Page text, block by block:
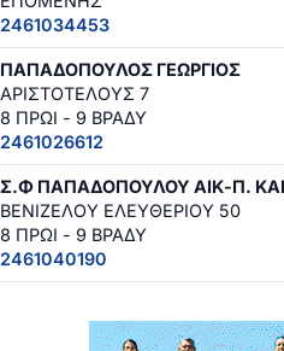
2461034453
ΠΑΠΑΔΟΠΟΥΛΟΣ ΓΕΩΡΓΙΟΣ
ΑΡΙΣΤΟΤΕΛΟΥΣ 7
8 ΠΡΩΙ - 9 ΒΡΑΔΥ
2461026612
Σ.Φ ΠΑΠΑΔΟΠΟΥΛΟΥ ΑΙΚ-Π.
ΒΕΝΙΖΕΛΟΥ ΕΛΕΥΘΕΡΙΟΥ 50
8 ΠΡΩΙ - 9 ΒΡΑΔΥ
2461040190